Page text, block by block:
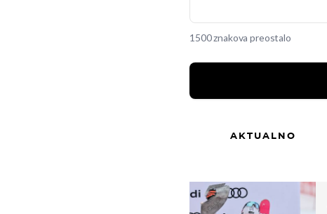
1500 znakova preostalo
AKTUALNO